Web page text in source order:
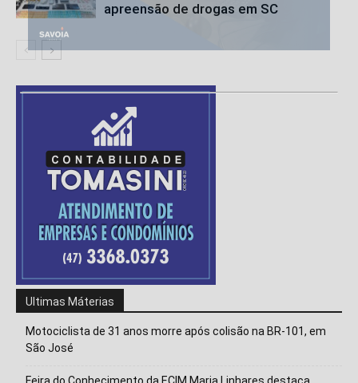
apreensão de drogas em SC
Ultimas Máterias
Motociclista de 31 anos morre após colisão na BR-101, em
São José